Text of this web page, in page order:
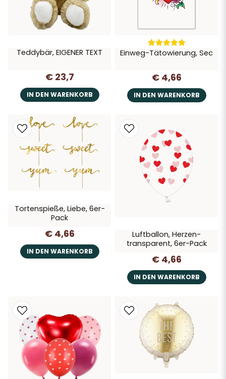
Teddybär, EIGENER TEXT
€ 23,7
IN DEN WARENKORB
Einweg-Tätowierung, Sec
€ 4,66
IN DEN WARENKORB
Tortenspieße, Liebe, 6er-
Pack
€ 4,66
IN DEN WARENKORB
Luftballon, Herzen-
transparent, 6er-Pack
€ 4,66
IN DEN WARENKORB